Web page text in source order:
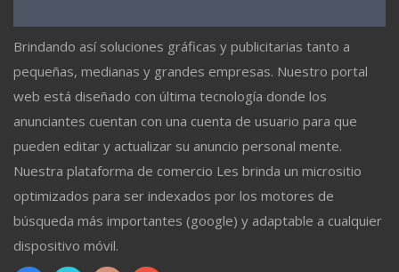
Brindando así soluciones gráficas y publicitarias tanto a
pequeñas, medianas y grandes empresas. Nuestro portal
web está diseñado con última tecnología donde los
anunciantes cuentan con una cuenta de usuario para que
pueden editar y actualizar su anuncio personal mente.
Nuestra plataforma de comercio Les brinda un micrositio
optimizados para ser indexados por los motores de
búsqueda más importantes (google) y adaptable a cualquier
dispositivo móvil.